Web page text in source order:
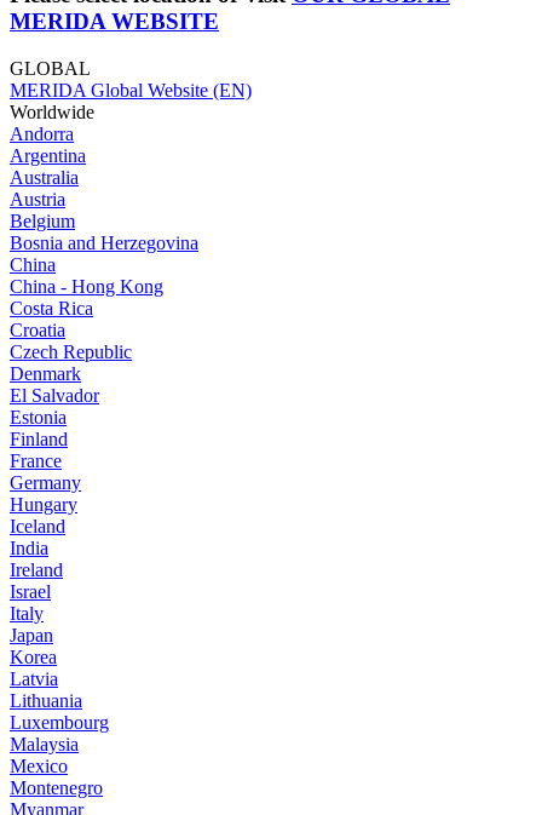
MERIDA WEBSITE
GLOBAL
MERIDA Global Website (EN)
Worldwide
Andorra
Argentina
Australia
Austria
Belgium
Bosnia and Herzegovina
China
China - Hong Kong
Costa Rica
Croatia
Czech Republic
Denmark
El Salvador
Estonia
Finland
France
Germany
Hungary
Iceland
India
Ireland
Israel
Italy
Japan
Korea
Latvia
Lithuania
Luxembourg
Malaysia
Mexico
Montenegro
Myanmar